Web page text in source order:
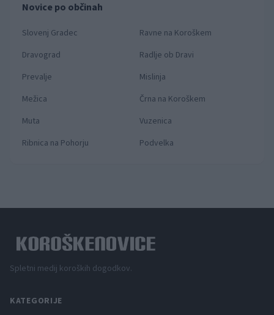
Novice po občinah
Slovenj Gradec
Ravne na Koroškem
Dravograd
Radlje ob Dravi
Prevalje
Mislinja
Mežica
Črna na Koroškem
Muta
Vuzenica
Ribnica na Pohorju
Podvelka
Spletni medij koroških dogodkov.
KATEGORIJE